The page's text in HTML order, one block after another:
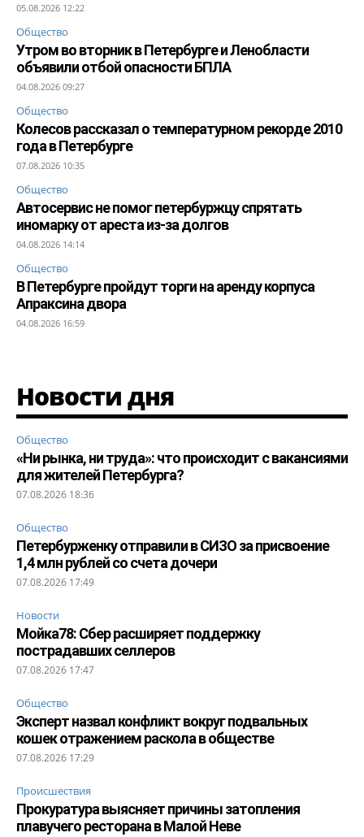
05.08.2026 12:22
Общество
Утром во вторник в Петербурге и Ленобласти
объявили отбой опасности БПЛА
04.08.2026 09:27
Общество
Колесов рассказал о температурном рекорде 2010
года в Петербурге
07.08.2026 10:35
Общество
Автосервис не помог петербуржцу спрятать
иномарку от ареста из-за долгов
04.08.2026 14:14
Общество
В Петербурге пройдут торги на аренду корпуса
Апраксина двора
04.08.2026 16:59
Новости дня
Общество
«Ни рынка, ни труда»: что происходит с вакансиями
для жителей Петербурга?
07.08.2026 18:36
Общество
Петербурженку отправили в СИЗО за присвоение
1,4 млн рублей со счета дочери
07.08.2026 17:49
Новости
Мойка78: Сбер расширяет поддержку
пострадавших селлеров
07.08.2026 17:47
Общество
Эксперт назвал конфликт вокруг подвальных
кошек отражением раскола в обществе
07.08.2026 17:29
Происшествия
Прокуратура выясняет причины затопления
плавучего ресторана в Малой Неве